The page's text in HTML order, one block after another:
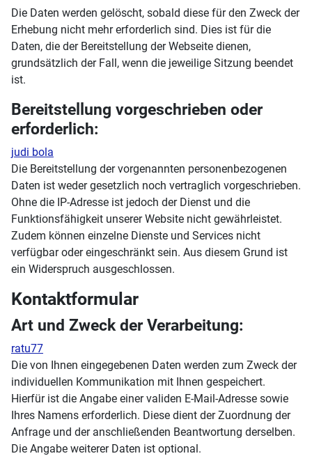
Die Daten werden gelöscht, sobald diese für den Zweck der
Erhebung nicht mehr erforderlich sind. Dies ist für die
Daten, die der Bereitstellung der Webseite dienen,
grundsätzlich der Fall, wenn die jeweilige Sitzung beendet
ist.
Bereitstellung vorgeschrieben oder
erforderlich:
judi bola
Die Bereitstellung der vorgenannten personenbezogenen
Daten ist weder gesetzlich noch vertraglich vorgeschrieben.
Ohne die IP-Adresse ist jedoch der Dienst und die
Funktionsfähigkeit unserer Website nicht gewährleistet.
Zudem können einzelne Dienste und Services nicht
verfügbar oder eingeschränkt sein. Aus diesem Grund ist
ein Widerspruch ausgeschlossen.
Kontaktformular
Art und Zweck der Verarbeitung:
ratu77
Die von Ihnen eingegebenen Daten werden zum Zweck der
individuellen Kommunikation mit Ihnen gespeichert.
Hierfür ist die Angabe einer validen E-Mail-Adresse sowie
Ihres Namens erforderlich. Diese dient der Zuordnung der
Anfrage und der anschließenden Beantwortung derselben.
Die Angabe weiterer Daten ist optional.